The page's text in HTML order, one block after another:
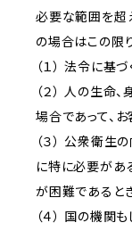
必要な範囲を超
の場合はこの限
（１） 法令に基
（２） 人の生命
場合であって、
（３） 公衆衛
に特に必要があ
が困難であると
（４） 国の機関